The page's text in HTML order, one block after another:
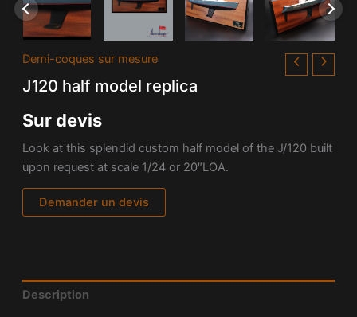
Demi-coques sur mesure
J120 half model replica
Sur devis
Look at this splendid custom half model of the J/120 built
upon request at scale 1/24 or 20″LOA.
Demander un devis
Description